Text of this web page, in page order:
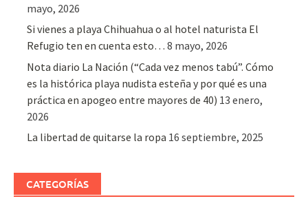
mayo, 2026
Si vienes a playa Chihuahua o al hotel naturista El
Refugio ten en cuenta esto… 8 mayo, 2026
Nota diario La Nación (“Cada vez menos tabú”. Cómo
es la histórica playa nudista esteña y por qué es una
práctica en apogeo entre mayores de 40) 13 enero,
2026
La libertad de quitarse la ropa 16 septiembre, 2025
CATEGORÍAS